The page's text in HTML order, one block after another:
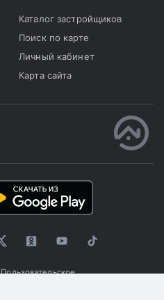
Каталог застройщиков
Поиск по карте
Личный кабинет
Карта сайта
Пользовательское